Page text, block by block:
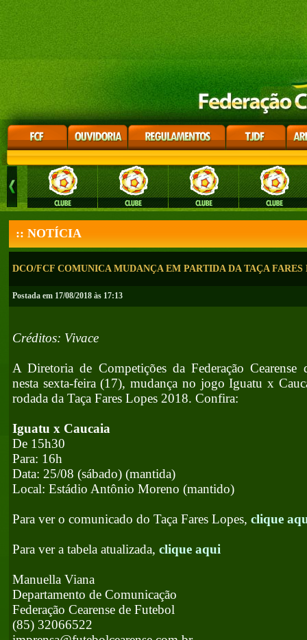
:: NOTÍCIA
DCO/FCF COMUNICA MUDANÇA EM PARTIDA DA TAÇA FARES
Postada em 17/08/2018 às 17:13
Créditos: Vivace
A Diretoria de Competições da Federação
nesta sexta-feira (17), mudança no jogo Iguatu x
rodada da Taça Fares Lopes 2018. Confira:
Iguatu x Caucaia
De 15h30
Para: 16h
Data: 25/08 (sábado) (mantida)
Local: Estádio Antônio Moreno (mantido)
Para ver o comunicado do Taça Fares Lopes, clique
Para ver a tabela atualizada, clique aqui
Manuella Viana
Departamento de Comunicação
Federação Cearense de Futebol
(85) 32066522